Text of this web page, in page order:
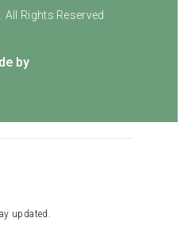
Rights Reserved
by
updated.